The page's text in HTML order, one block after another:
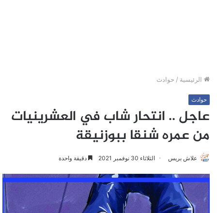
الرئيسية / حوادث
حوادث
عاجل .. انتحار شاب في العشرينيات
من عمره شنقا ببوزنيقة
علاش بريس الثلاثاء 30 نوفمبر 2021 دقيقة واحدة